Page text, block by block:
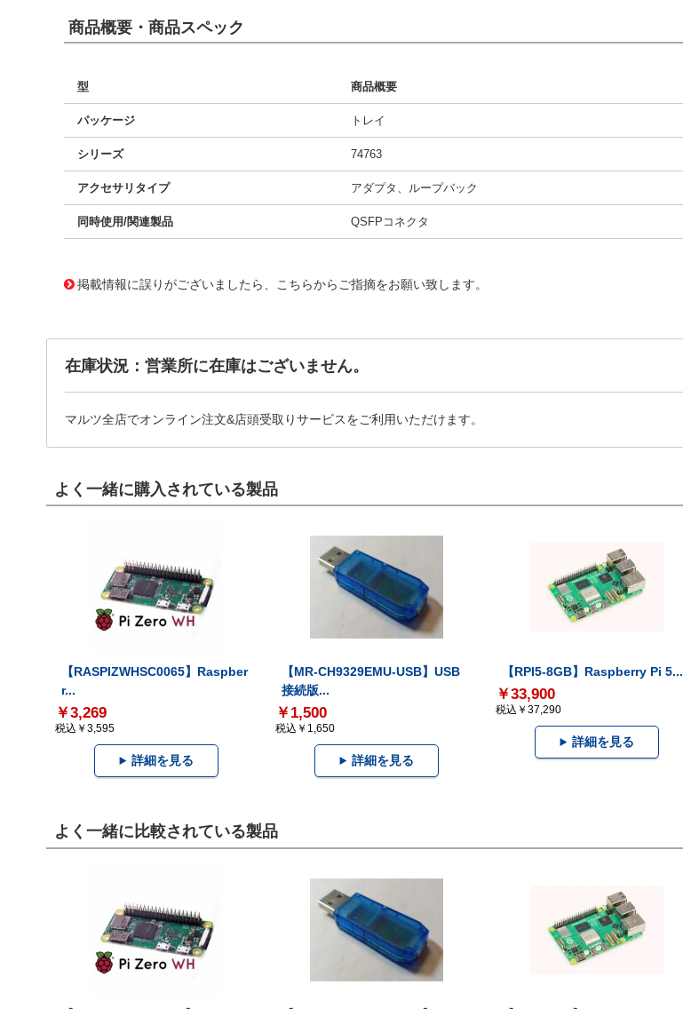
商品概要・商品スペック
型 商品概要
パッケージ トレイ
シリーズ 74763
アクセサリタイプ アダプタ、ループバック
同時使用/関連製品 QSFPコネクタ
掲載情報に誤りがございましたら、こちらからご指摘をお願い致します。
在庫状況：営業所に在庫はございません。
マルツ全店でオンライン注文&店頭受取りサービスをご利用いただけます。
よく一緒に購入されている製品
【RASPIZWHSC0065】Raspber
r...
￥3,269
税込￥3,595
詳細を見る
【MR-CH9329EMU-USB】USB
接続版...
￥1,500
税込￥1,650
詳細を見る
【RPI5-8GB】Raspberry Pi 5...
￥33,900
税込￥37,290
詳細を見る
よく一緒に比較されている製品